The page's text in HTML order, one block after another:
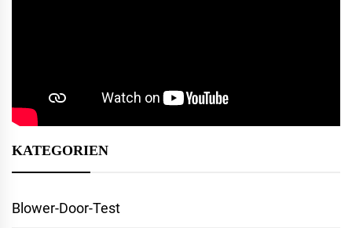
KATEGORIEN
Blower-Door-Test